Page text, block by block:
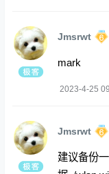
Jmsrwt
mark
2023-4-25
Jmsrwt
建议备份